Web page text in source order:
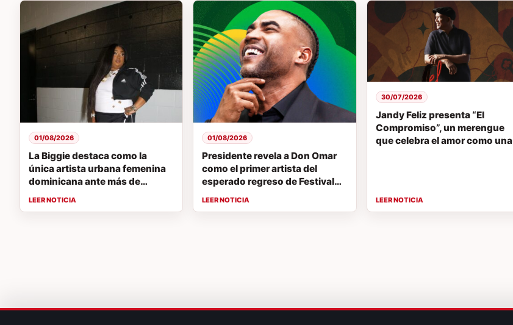
La Biggie destaca como la
única artista urbana femenina
dominicana ante más de
12,000 fanáticos en el HOT 97
01/08/2026
Presidente revela a Don Omar
como el primer artista del
esperado regreso de Festival
Presidente 2026
01/08/2026
Jandy Feliz presenta “El
Compromiso”, un merengue
que celebra el amor como una
30/07/2026